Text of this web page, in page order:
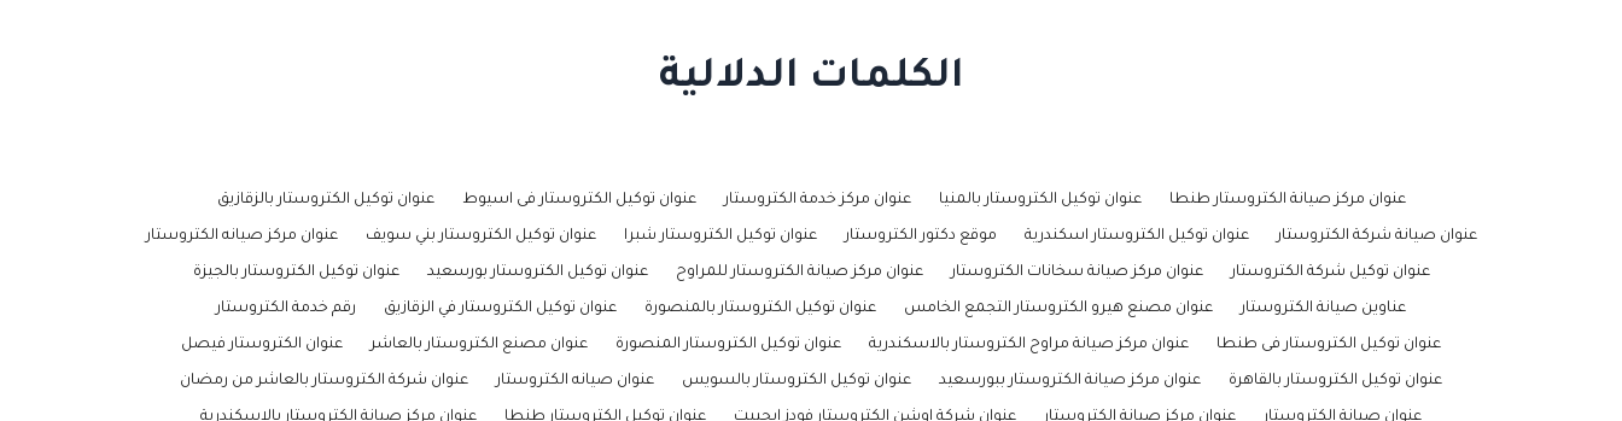
الكلمات الدلالية
عنوان مركز صيانة الكتروستار طنطا عنوان توكيل الكتروستار بالمنيا عنوان مركز خدمة الكتروستار عنوان توكيل الكتروستار فى اسيوط عنوان توكيل الكتروستار بالزقازيق
عنوان صيانة شركة الكتروستار عنوان توكيل الكتروستار اسكندرية موقع دكتور الكتروستار عنوان توكيل الكتروستار شبرا عنوان توكيل الكتروستار بني سويف عنوان مركز صيانه الكتروستار
عنوان توكيل شركة الكتروستار عنوان مركز صيانة سخانات الكتروستار عنوان مركز صيانة الكتروستار للمراوح عنوان توكيل الكتروستار بورسعيد عنوان توكيل الكتروستار بالجيزة
عناوين صيانة الكتروستار عنوان مصنع هيرو الكتروستار التجمع الخامس عنوان توكيل الكتروستار بالمنصورة عنوان توكيل الكتروستار في الزقازيق رقم خدمة الكتروستار
عنوان توكيل الكتروستار فى طنطا عنوان مركز صيانة مراوح الكتروستار بالاسكندرية عنوان توكيل الكتروستار المنصورة عنوان مصنع الكتروستار بالعاشر عنوان الكتروستار فيصل
عنوان توكيل الكتروستار بالقاهرة عنوان مركز صيانة الكتروستار ببورسعيد عنوان توكيل الكتروستار بالسويس عنوان صيانه الكتروستار عنوان شركة الكتروستار بالعاشر من رمضان
عنوان صيانة الكتروستار عنوان مركز صيانة الكتروستار عنوان شركة اوشن الكتروستار فودز ايجيبت عنوان توكيل الكتروستار طنطا عنوان مركز صيانة الكتروستار بالاسكندرية